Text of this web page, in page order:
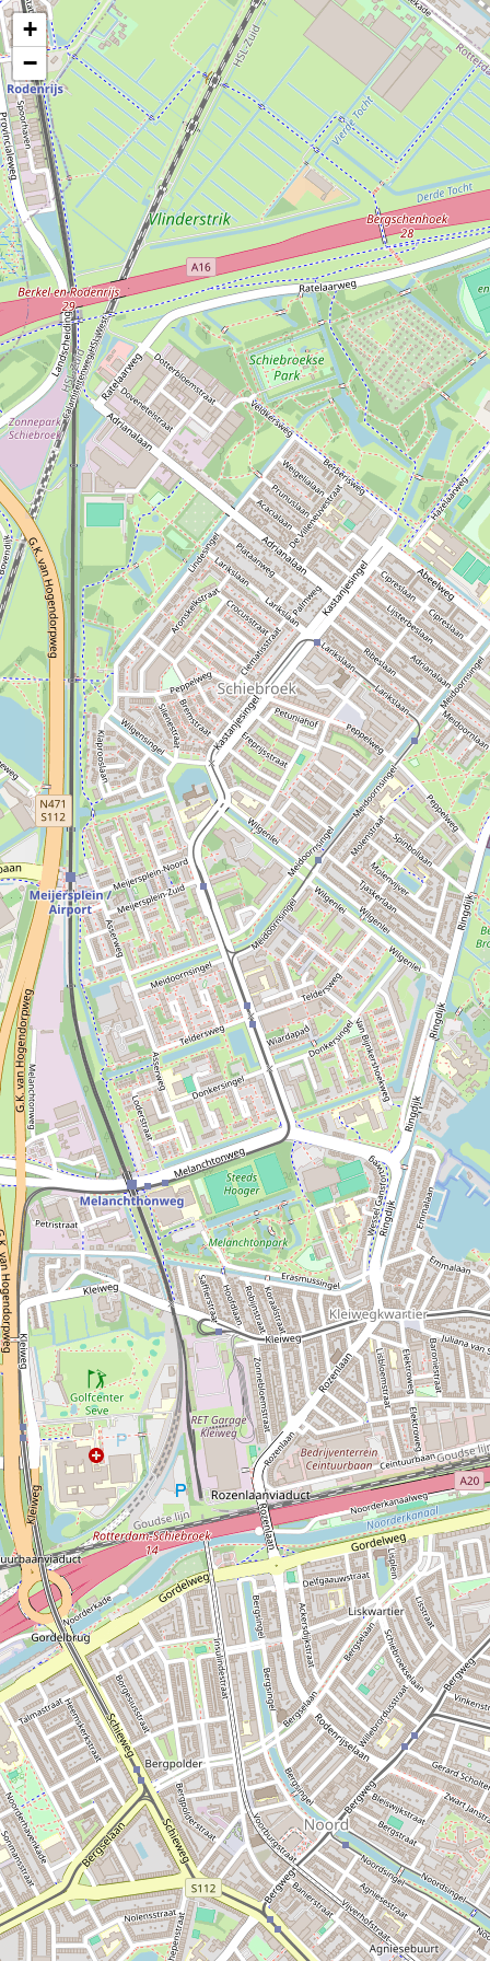
+
−
Kaart niet gevonden aan de hand van beschikbare data